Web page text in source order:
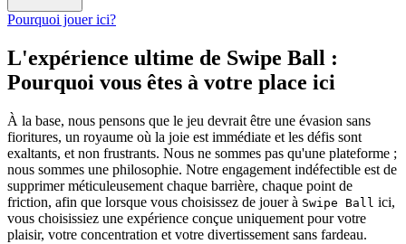
Pourquoi jouer ici?
L'expérience ultime de Swipe Ball :
Pourquoi vous êtes à votre place ici
À la base, nous pensons que le jeu devrait être une évasion sans
fioritures, un royaume où la joie est immédiate et les défis sont
exaltants, et non frustrants. Nous ne sommes pas qu'une plateforme ;
nous sommes une philosophie. Notre engagement indéfectible est de
supprimer méticuleusement chaque barrière, chaque point de
friction, afin que lorsque vous choisissez de jouer à Swipe Ball ici,
vous choisissiez une expérience conçue uniquement pour votre
plaisir, votre concentration et votre divertissement sans fardeau.